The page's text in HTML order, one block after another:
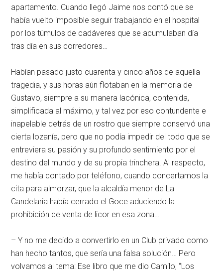
apartamento. Cuando llegó Jaime nos contó que se
había vuelto imposible seguir trabajando en el hospital
por los túmulos de cadáveres que se acumulaban día
tras día en sus corredores…
Habían pasado justo cuarenta y cinco años de aquella
tragedia, y sus horas aún flotaban en la memoria de
Gustavo, siempre a su manera lacónica, contenida,
simplificada al máximo, y tal vez por eso contundente e
inapelable detrás de un rostro que siempre conservó una
cierta lozanía, pero que no podía impedir del todo que se
entreviera su pasión y su profundo sentimiento por el
destino del mundo y de su propia trinchera. Al respecto,
me había contado por teléfono, cuando concertamos la
cita para almorzar, que la alcaldía menor de La
Candelaria había cerrado el Goce aduciendo la
prohibición de venta de licor en esa zona…
– Y no me decido a convertirlo en un Club privado como
han hecho tantos, que sería una falsa solución… Pero
volvamos al tema: Ese libro que me dio Camilo, “Los